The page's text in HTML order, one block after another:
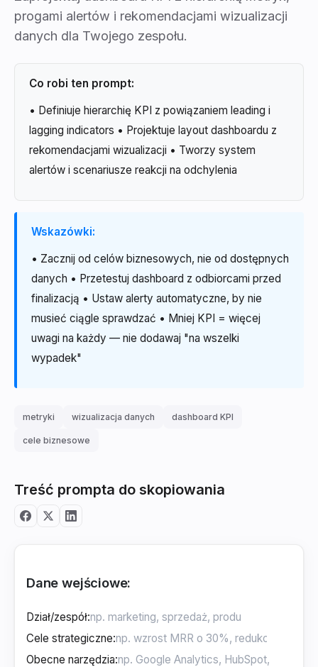
progami alertów i rekomendacjami wizualizacji
danych dla Twojego zespołu.
Co robi ten prompt:
• Definiuje hierarchię KPI z powiązaniem leading i
lagging indicators • Projektuje layout dashboardu z
rekomendacjami wizualizacji • Tworzy system
alertów i scenariusze reakcji na odchylenia
Wskazówki:
• Zacznij od celów biznesowych, nie od dostępnych
danych • Przetestuj dashboard z odbiorcami przed
finalizacją • Ustaw alerty automatyczne, by nie
musieć ciągle sprawdzać • Mniej KPI = więcej
uwagi na każdy — nie dodawaj "na wszelki
wypadek"
metryki wizualizacja danych dashboard KPI
cele biznesowe
Treść prompta do skopiowania
Dane wejściowe:
Dział/zespół:
Cele strategiczne:
Obecne narzędzia: